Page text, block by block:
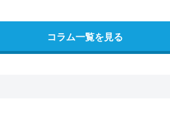
コラム一覧を見る